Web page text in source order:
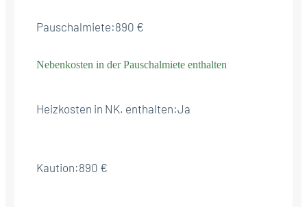
Pauschalmiete:890 €
Nebenkosten in der Pauschalmiete enthalten
Heizkosten in NK. enthalten:Ja
Kaution:890 €